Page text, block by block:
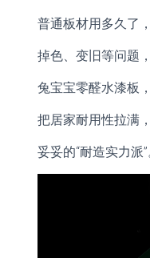
普通板材用多久了
掉色、变旧等问题
兔宝宝零醛水漆板，
把居家耐用性拉满，
妥妥的“耐造实力派”